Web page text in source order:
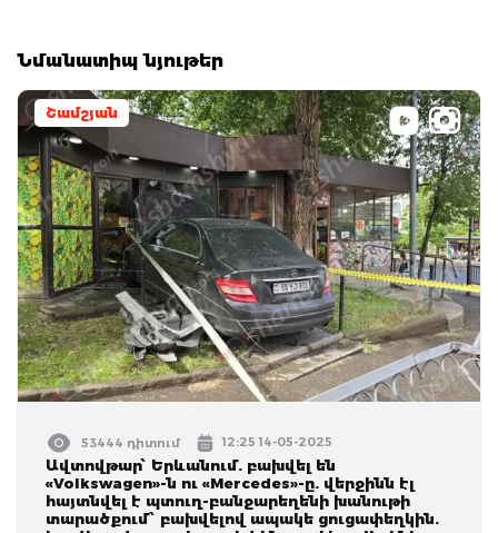
Նմանատիպ նյութեր
Շամշյան
53444 դիտում 12:25 14-05-2025
Ավտովթար՝ Երևանում. բախվել են
«Volkswagen»-ն ու «Mercedes»-ը. վերջինն էլ
հայտնվել է պտուղ-բանջարեղենի խանութի
տարածքում՝ բախվելով ապակե ցուցափեղկին.